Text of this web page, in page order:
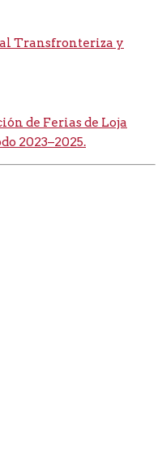
Transfronteriza y
de Ferias de Loja
2023–2025.